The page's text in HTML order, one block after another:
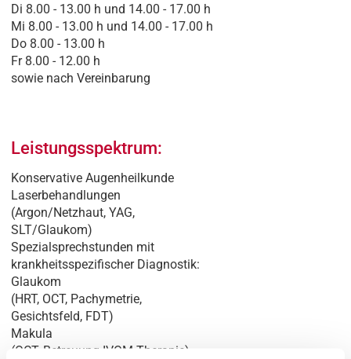
Di 8.00 - 13.00 h und 14.00 - 17.00 h
Mi 8.00 - 13.00 h und 14.00 - 17.00 h
Do 8.00 - 13.00 h
Fr 8.00 - 12.00 h
sowie nach Vereinbarung
Leistungsspektrum:
Konservative Augenheilkunde
Laserbehandlungen
(Argon/Netzhaut, YAG,
SLT/Glaukom)
Spezialsprechstunden mit
krankheitsspezifischer Diagnostik:
Glaukom
(HRT, OCT, Pachymetrie,
Gesichtsfeld, FDT)
Makula
(OCT, Betreuung IVOM-Therapie)